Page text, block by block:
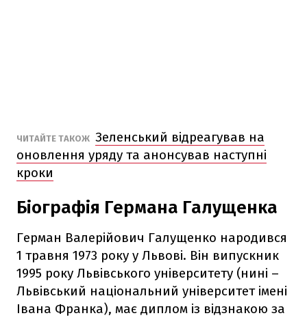
ЧИТАЙТЕ ТАКОЖ Зеленський відреагував на
оновлення уряду та анонсував наступні
кроки
Біографія Германа Галущенка
Герман Валерійович Галущенко народився
1 травня 1973 року у Львові. Він випускник
1995 року Львівського університету (нині –
Львівський національний університет імені
Івана Франка), має диплом із відзнакою за